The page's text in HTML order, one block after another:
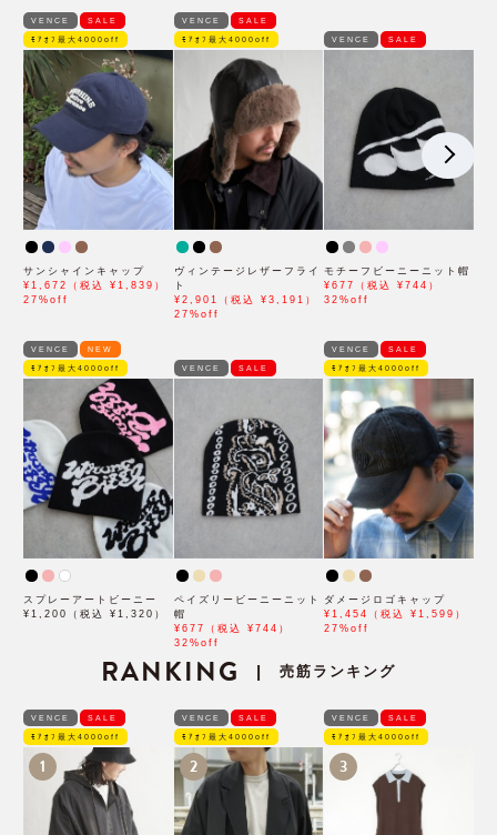
VENCE SALE
ﾓｱｵﾌ最大4000off
サンシャインキャップ
¥1,672（税込 ¥1,839）
27%off
VENCE SALE
ﾓｱｵﾌ最大4000off
ヴィンテージレザーフライ
ト
¥2,901（税込 ¥3,191）
27%off
VENCE SALE
モチーフビーニーニット帽
¥677（税込 ¥744）
32%off
VENCE NEW
ﾓｱｵﾌ最大4000off
スプレーアートビーニー
¥1,200（税込 ¥1,320）
VENCE SALE
ペイズリービーニーニット
帽
¥677（税込 ¥744）
32%off
VENCE SALE
ﾓｱｵﾌ最大4000off
ダメージロゴキャップ
¥1,454（税込 ¥1,599）
27%off
RANKING | 売筋ランキング
VENCE SALE
ﾓｱｵﾌ最大4000off
1
VENCE SALE
ﾓｱｵﾌ最大4000off
2
VENCE SALE
ﾓｱｵﾌ最大4000off
3